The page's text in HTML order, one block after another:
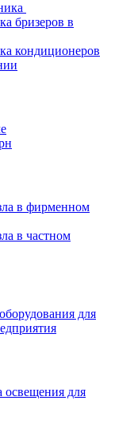
бризеров в
кондиционеров
в фирменном
в частном
для
освещения для